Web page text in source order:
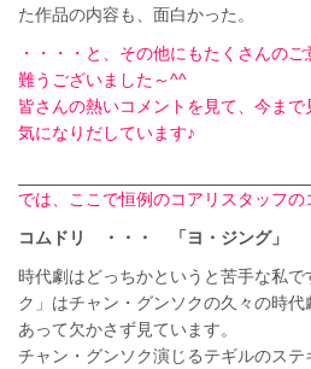
た作品の内容も、面白かった。
・・・・と、その他にもたくさんの
難うございました～^^
皆さんの熱いコメントを見て、今ま
気になりだしています♪
では、ここで恒例のコアリスタッフの
コムドリ ・・・
「ヨ・ジング」
時代劇はどっちかというと苦手な私
ク」はチャン・グンソクの久々の時
あって欠かさず見ています。
チャン・グンソク演じるテギルのス